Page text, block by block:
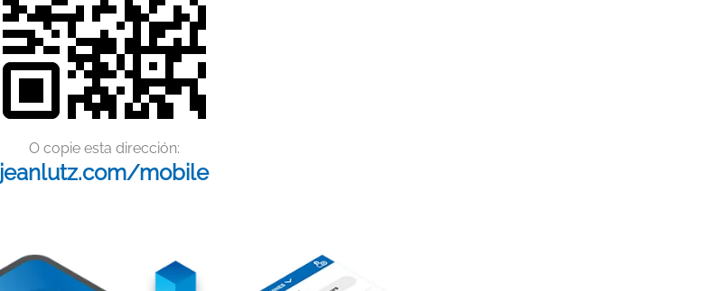
O copie esta dirección:
jeanlutz.com/mobile